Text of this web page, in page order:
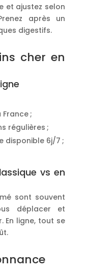
et ajustez selon
après un
digestifs.
cher en
;
régulières ;
disponible 6j/7 ;
vs en
sont souvent
déplacer et
En ligne, tout se